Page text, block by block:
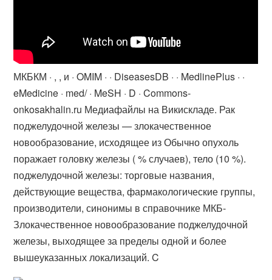
МКБКМ · , , и · OMIM · · DiseasesDB · · MedlinePlus · ·
eMedicine · med/ · MeSH · D · Commons-​
onkosakhalin.ru Медиафайлы на Викискладе. Рак
поджелудочной железы — злокачественное
новообразование, исходящее из Обычно опухоль
поражает головку железы ( % случаев), тело (10 %).
поджелудочной железы: торговые названия,
действующие вещества, фармакологические группы,
производители, синонимы в справочнике МКБ-​
Злокачественное новообразование поджелудочной
железы, выходящее за пределы одной и более
вышеуказанных локализаций. C